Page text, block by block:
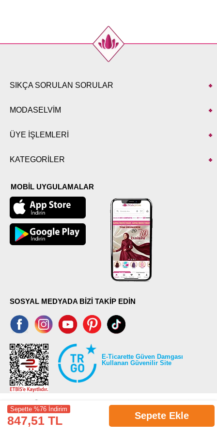
Sepette %76 İndirim
847,51 TL Sepete Ekle
SIKÇA SORULAN SORULAR
MODASELVİM
ÜYE İŞLEMLERİ
KATEGORİLER
MOBİL UYGULAMALAR
SOSYAL MEDYADA BİZİ TAKİP EDİN
E-Ticarette Güven Damgası
Kullanan Güvenilir Site
©2026 Tüm modaselvim.com hakları saklıdır.